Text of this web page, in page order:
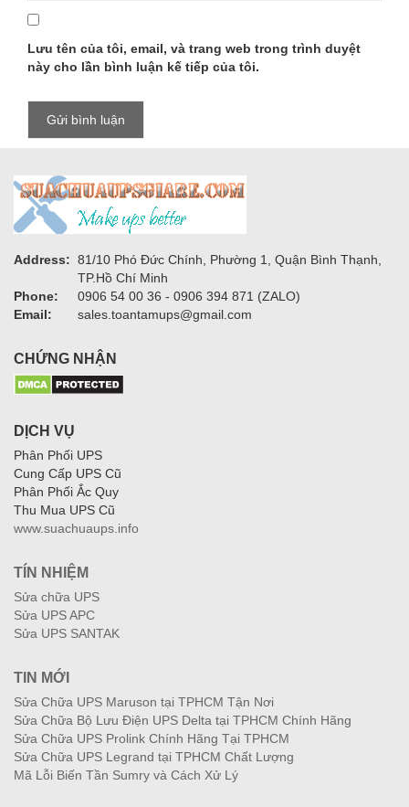
Lưu tên của tôi, email, và trang web trong trình duyệt
này cho lần bình luận kế tiếp của tôi.
Address: 81/10 Phó Đức Chính, Phường 1, Quận Bình Thạnh,
TP.Hồ Chí Minh
Phone:
0906 54 00 36 - 0906 394 871 (ZALO)
Email:
sales.toantamups@gmail.com
CHỨNG NHẬN
DỊCH VỤ
Phân Phối UPS
Cung Cấp UPS Cũ
Phân Phối Ắc Quy
Thu Mua UPS Cũ
www.suachuaups.info
TÍN NHIỆM
Sửa chữa UPS
Sửa UPS APC
Sửa UPS SANTAK
TIN MỚI
Sửa Chữa UPS Maruson tại TPHCM Tận Nơi
Sửa Chữa Bộ Lưu Điện UPS Delta tại TPHCM Chính Hãng
Sửa Chữa UPS Prolink Chính Hãng Tại TPHCM
Sửa Chữa UPS Legrand tại TPHCM Chất Lượng
Mã Lỗi Biến Tần Sumry và Cách Xử Lý